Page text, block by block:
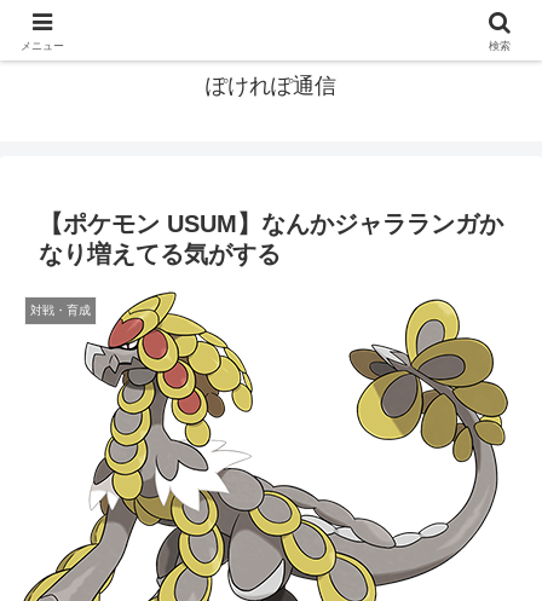
ぽけれぽ通信
【ポケモン USUM】なんかジャラランガか
なり増えてる気がする
対戦・育成
メニュー 検索